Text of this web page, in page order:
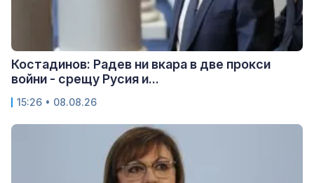
Костадинов: Радев ни вкара в две прокси
войни - срещу Русия и...
15:26 • 08.08.26